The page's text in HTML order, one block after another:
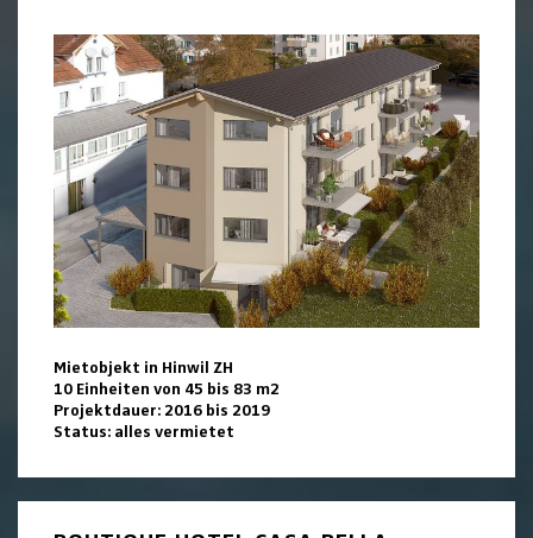
Mietobjekt in Hinwil ZH
10 Einheiten von 45 bis 83 m2
Projektdauer: 2016 bis 2019
Status: alles vermietet